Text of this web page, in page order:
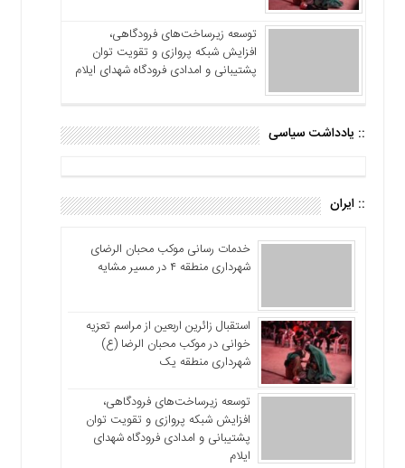
توسعه زیرساخت‌های فرودگاهی،
افزایش شبکه پروازی و تقویت توان
پشتیبانی و امدادی فرودگاه شهدای ایلام
:: یادداشت سیاسی
:: ایران
خدمات رسانی موکب محبان الرضای
شهرداری منطقه ۴ در مسیر مشایه
استقبال زائرین اربعین از مراسم تعزیه
خوانی در موکب محبان الرضا (ع)
شهرداری منطقه یک
توسعه زیرساخت‌های فرودگاهی،
افزایش شبکه پروازی و تقویت توان
پشتیبانی و امدادی فرودگاه شهدای
ایلام